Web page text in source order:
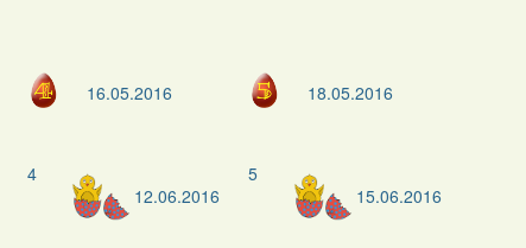
16.05.2016 18.05.2016
4
12.06.2016
5
15.06.2016